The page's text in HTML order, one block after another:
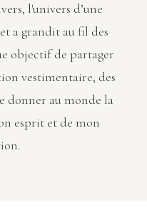
l'univers d’une
a grandit au fil des
objectif de partager
vestimentaire, des
donner au monde la
esprit et de mon